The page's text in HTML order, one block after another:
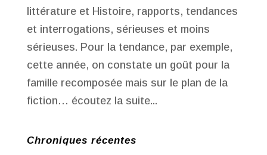
littérature et Histoire, rapports, tendances
et interrogations, sérieuses et moins
sérieuses. Pour la tendance, par exemple,
cette année, on constate un goût pour la
famille recomposée mais sur le plan de la
fiction… écoutez la suite...
Chroniques récentes